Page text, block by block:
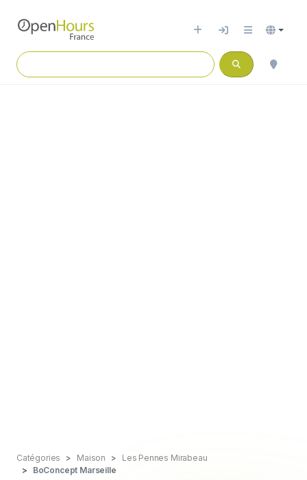
Catégories Maison
Les Pennes Mirabeau
BoConcept Marseille